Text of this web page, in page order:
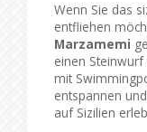
Wenn Sie das
entfliehen
Marzamemi
einen
mit
entspannen
auf Sizilien